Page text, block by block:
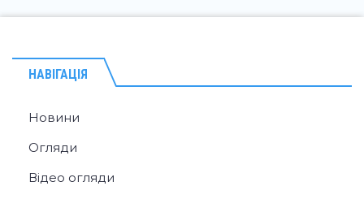
НАВІГАЦІЯ
Новини
Огляди
Відео огляди